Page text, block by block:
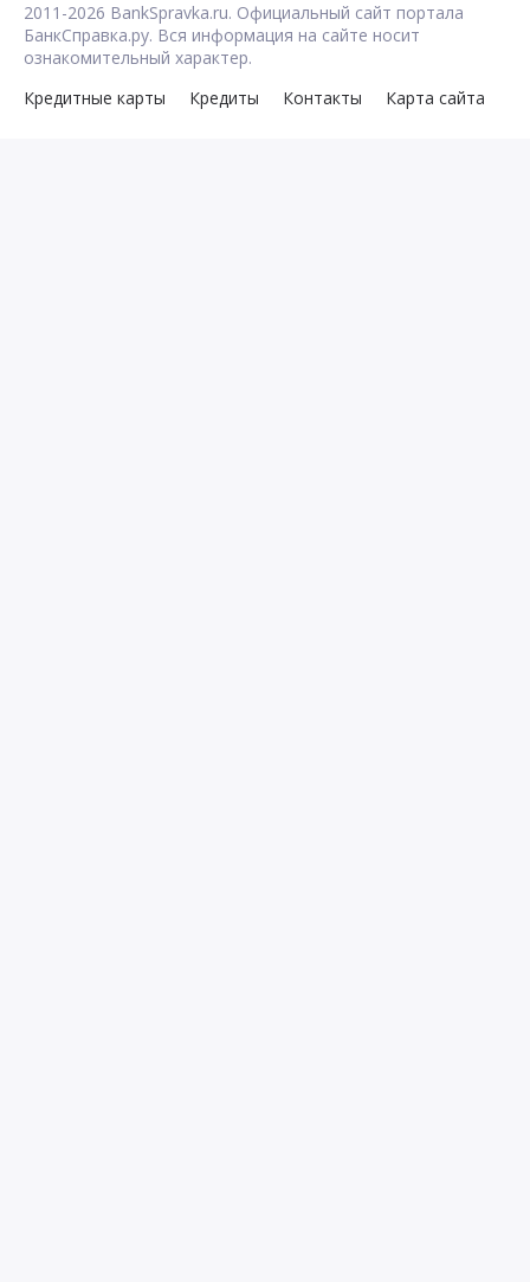
2011-2026 BankSpravka.ru. Официальный сайт портала
БанкСправка.ру. Вся информация на сайте носит
ознакомительный характер.
Кредитные карты
Кредиты Контакты Карта сайта